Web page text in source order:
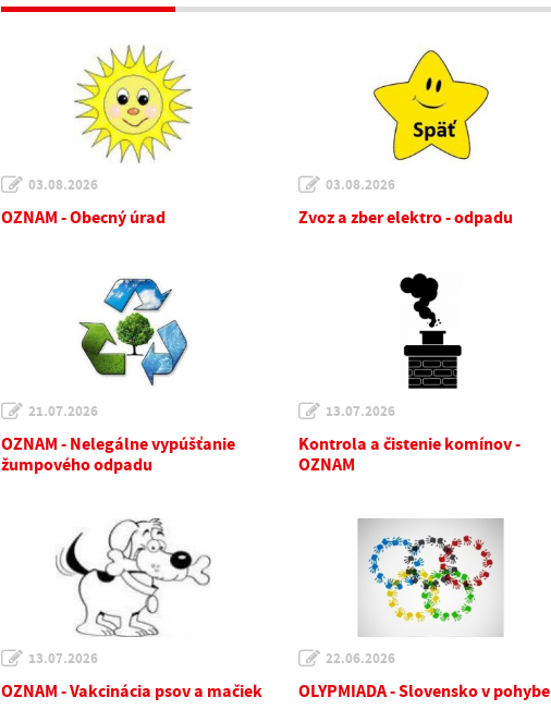
03.08.2026
OZNAM - Obecný úrad
03.08.2026
Zvoz a zber elektro - odpadu
21.07.2026
OZNAM - Nelegálne vypúšťanie
žumpového odpadu
13.07.2026
Kontrola a čistenie komínov -
OZNAM
13.07.2026
OZNAM - Vakcinácia psov a mačiek
22.06.2026
OLYPMIADA - Slovensko v pohybe